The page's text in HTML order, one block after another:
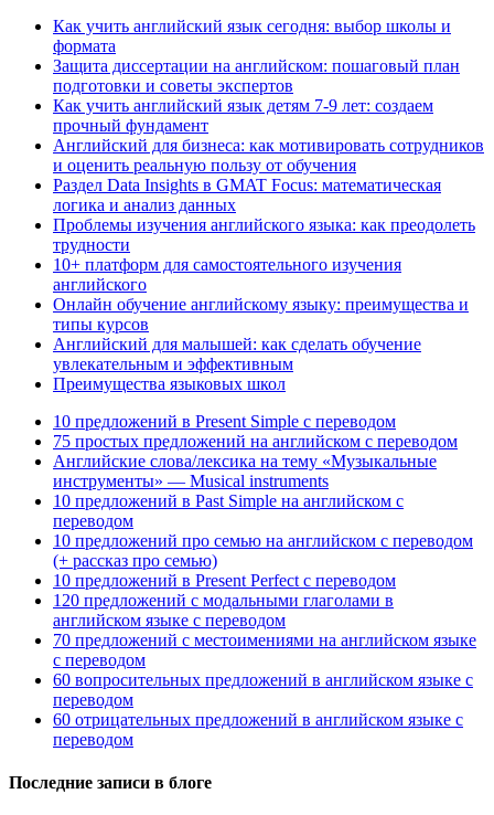
Как учить английский язык сегодня: выбор школы и
формата
Защита диссертации на английском: пошаговый план
подготовки и советы экспертов
Как учить английский язык детям 7-9 лет: создаем
прочный фундамент
Английский для бизнеса: как мотивировать сотрудников
и оценить реальную пользу от обучения
Раздел Data Insights в GMAT Focus: математическая
логика и анализ данных
Проблемы изучения английского языка: как преодолеть
трудности
10+ платформ для самостоятельного изучения
английского
Онлайн обучение английскому языку: преимущества и
типы курсов
Английский для малышей: как сделать обучение
увлекательным и эффективным
Преимущества языковых школ
10 предложений в Present Simple с переводом
75 простых предложений на английском с переводом
Английские слова/лексика на тему «Музыкальные
инструменты» — Musical instruments
10 предложений в Past Simple на английском с
переводом
10 предложений про семью на английском с переводом
(+ рассказ про семью)
10 предложений в Present Perfect с переводом
120 предложений с модальными глаголами в
английском языке с переводом
70 предложений с местоимениями на английском языке
с переводом
60 вопросительных предложений в английском языке с
переводом
60 отрицательных предложений в английском языке с
переводом
Последние записи в блоге